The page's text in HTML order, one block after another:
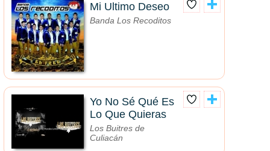
Mi Ultimo Deseo
Banda Los Recoditos
Yo No Sé Qué Es
Lo Que Quieras
Los Buitres de
Culiacán